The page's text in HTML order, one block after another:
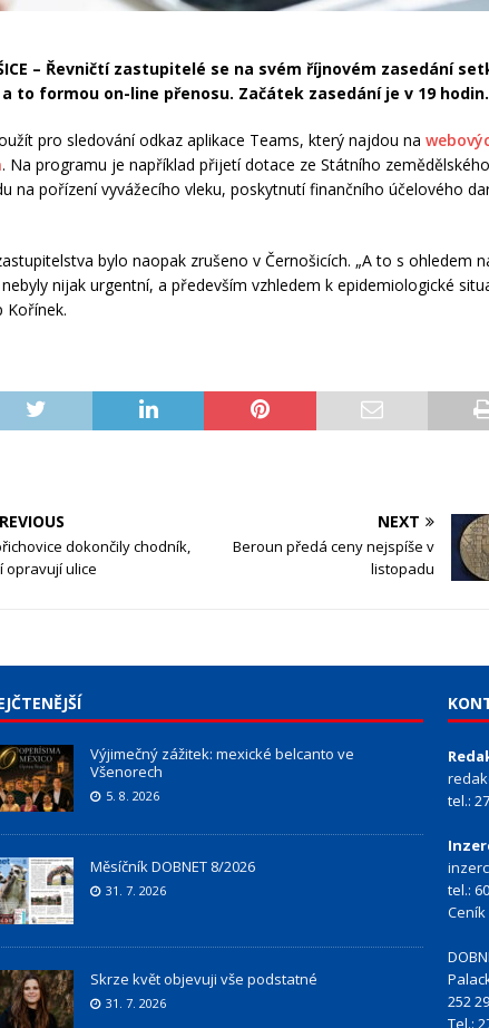
– Řevničtí zastupitelé se na svém říjnovém zasedání
to formou on-line přenosu. Začátek zasedání je v 19 hodin.
pro sledování odkaz aplikace Teams, který najdou na
. Na programu je například přijetí dotace ze Státního zemědělského
na pořízení vyvážecího vleku, poskytnutí finančního účelového
bylo naopak zrušeno v Černošicích. „A to s ohledem
nijak urgentní, a především vzhledem k epidemiologické
Kořínek.
dokončily chodník,
opravují ulice
NEXT
Beroun předá ceny nejspíše v
listopadu
Výjimečný zážitek: mexické belcanto ve
Všenorech
5. 8. 2026
Měsíčník DOBNET 8/2026
31. 7. 2026
Skrze květ objevuji vše podstatné
31. 7. 2026
tel.:
tel.:
252